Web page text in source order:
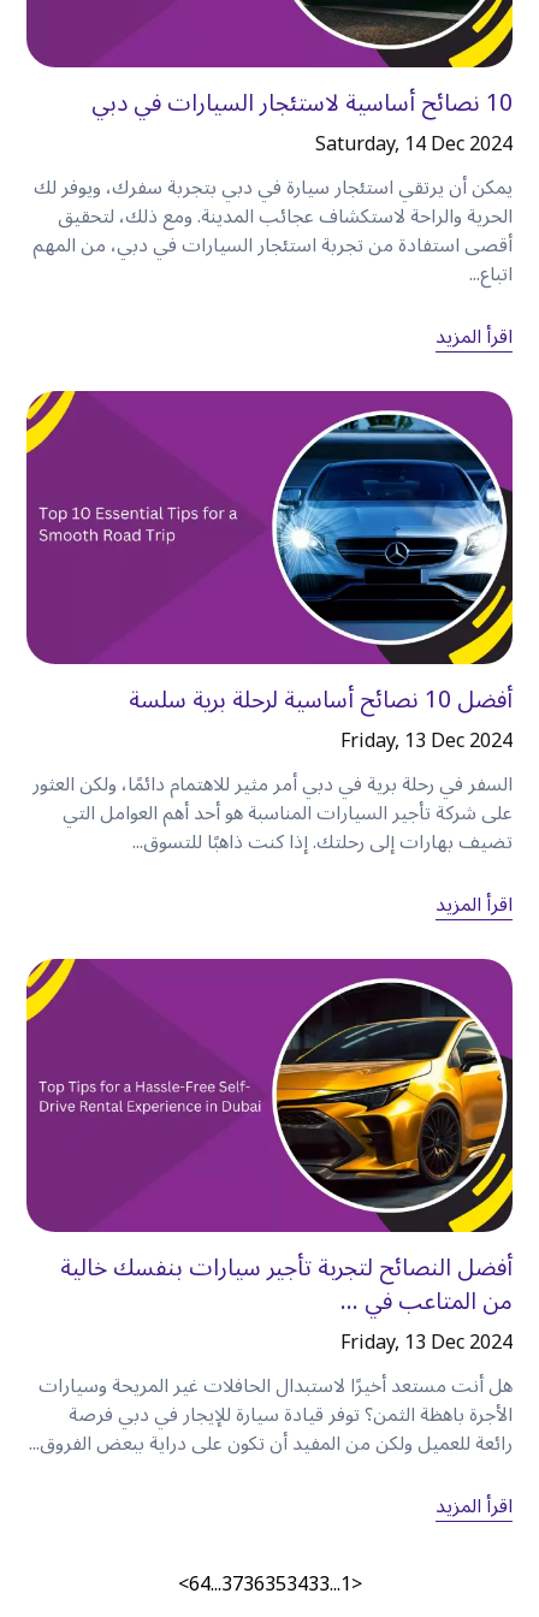
•خطط تأجير يومية، وأسبوعية، وشهرية.
•أسعار شفافة.
• خيارات حجز مرنة.
•سيارات مصانة جيدًا.
•دعم الصيانة.
•خدمة عملاء مريحة.
سواء كنت تخطط لقضاء عطلة نهاية أسبوع في زيارة
المعالم السياحية أو إقامة أطول في دبي، توفر كويك ليز
الخلاصة
الكرامةأكثر من مجرد مكان ملائم للإقامة — إنها واحدة
من أفضل نقاط الانطلاق لاستكشاف كل ما تقدمه
دبي.
يمنحك اختيار استئجار سيارة في الكرامة المرونة
لاكتشاف المعالم السياحية الشهيرة والأحياء المحلية
والشواطئ الجميلة والمناطق التجارية والكنوز الخفية
دون الاعتماد على جداول مواصلات ثابتة.
سواء كنت مسافرًا بمفردك أو مع العائلة أو في رحلة
عمل، فإن امتلاك سيارتك الخاصة يغير طريقة
استكشافك للمدينة. فبدلاً من مجرد زيارة دبي، ستتمتع
بالحرية في استكشافها بالطريقة التي تريدها.
النقاط الرئيسية
•موقع كرامة المركزي يجعلها نقطة انطلاق ممتازة
لاستكشاف دبي.
يتيح لك استئجار سيارة زيارة العديد من المعالم
السياحية في يوم واحد.
•توفر السيارة المستأجرة مرونة أكبر مقارنة بالاعتماد
على سيارات الأجرة أو وسائل النقل العام
•تستفيد العائلات والمجموعات من الراحة الإضافية
ومساحة الأمتعة الأكبر.
•يمكن للمسافرين من رجال الأعمال التنقل بكفاءة بين
المناطق التجارية في دبي.
•يعتمد اختيار السيارة المناسبة على أسلوب سفرك
وحجم مجموعتك.
•تقدم كويك ليز خيارات تأجير مرنة مع مجموعة واسعة
من السيارات لتناسب الاحتياجات المختلفة.
الأسئلة الشائعة
الكرامةمكانًا جيدًا للإقامة في دبي؟
تتمتع كرامة بموقع مركزي مع سهولة الوصول إلى
10 نصائح أساسية لاستئجار السيارات في دبي
Saturday, 14 Dec 2024
يمكن أن يرتقي استئجار سيارة في دبي بتجربة سفرك، ويوفر لك
الحرية والراحة لاستكشاف عجائب المدينة. ومع ذلك، لتحقيق
أقصى استفادة من تجربة استئجار السيارات في دبي، من المهم
اتباع...
اقرأ المزيد
أفضل 10 نصائح أساسية لرحلة برية سلسة
Friday, 13 Dec 2024
السفر في رحلة برية في دبي أمر مثير للاهتمام دائمًا، ولكن العثور
على شركة تأجير السيارات المناسبة هو أحد أهم العوامل التي
تضيف بهارات إلى رحلتك. إذا كنت ذاهبًا للتسوق...
اقرأ المزيد
أفضل النصائح لتجربة تأجير سيارات بنفسك خالية
من المتاعب في ...
Friday, 13 Dec 2024
هل أنت مستعد أخيرًا لاستبدال الحافلات غير المريحة وسيارات
الأجرة باهظة الثمن؟ توفر قيادة سيارة للإيجار في دبي فرصة
رائعة للعميل ولكن من المفيد أن تكون على دراية ببعض الفروق...
اقرأ المزيد
<
1
...
33
34
35
36
37
...
64
>